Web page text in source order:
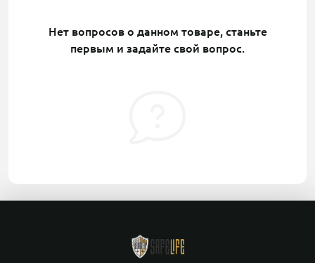
Нет вопросов о данном товаре, станьте
первым и задайте свой вопрос.